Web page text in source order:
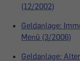
(12/2002)
Geldanlage:
Menü (3/2006)
Geldanlage: